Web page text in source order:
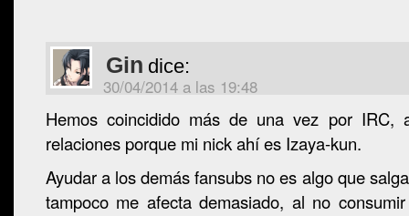
Gin dice:
30/04/2014 a las 19:48
Hemos coincidido más de una vez por IRC,
relaciones porque mi nick ahí es Izaya-kun.
Ayudar a los demás fansubs no es algo que
tampoco me afecta demasiado, al no